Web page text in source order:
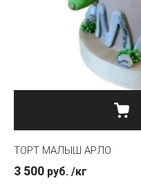
ТОРТ МАЛЫШ АРЛО
3 500 руб. /кг